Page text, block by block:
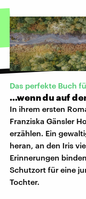
Das perfekte Buch
…wenn du auf
In ihrem ersten
Franziska Gänsler
erzählen. Ein
heran, an den Iris
Erinnerungen
Schutzort für eine
Tochter.